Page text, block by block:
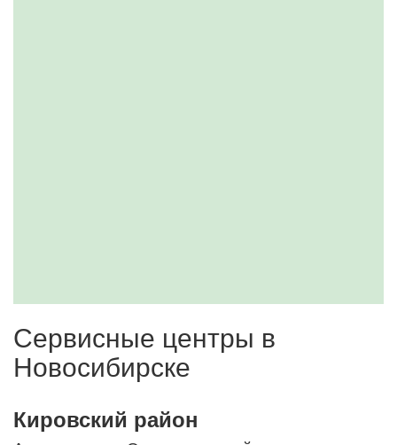
Сервисные центры в
Новосибирске
Кировский район